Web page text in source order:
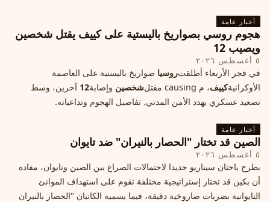
أخبار عامة
هجوم روسي بصواريخ باليستية على كييف يقتل شخصين
ويصيب 12
٥ أغسطس ٢٠٢٦
في فجر الأربعاء أطلقتروسيا صواريخ باليستية على العاصمة
الأوكرانيةكييف، م causing مقتل شخصين وإصابة12 آخرين، وسط
تصعيد عسكري يهدد الأمن المدني. تفاصيل الهجوم وتداعياته.
أخبار عامة
الصين قد تختار "الحصار بالنيران" ضد تايوان
٥ أغسطس ٢٠٢٦
يطرح باحثان سيناريو جديدا لاحتمالات الصراع بين الصين وتايوان، مفاده
أن بكين قد تختار إستراتيجية مختلفة تقوم على استهداف الموانئ
التايوانية بضربات صاروخية دقيقة، فيما يسميه الكاتبان "الحصار بالنيران